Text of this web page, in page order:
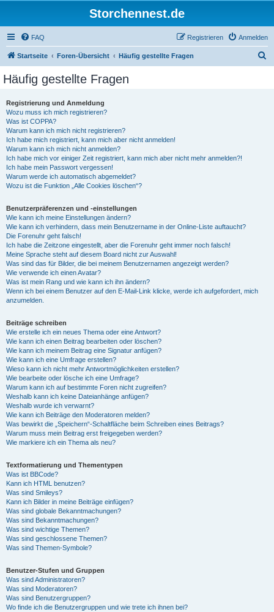
Storchennest.de
FAQ Anmelden
Registrieren
Startseite Foren-Übersicht Häufig gestellte Fragen
Häufig gestellte Fragen
Registrierung und Anmeldung
Wozu muss ich mich registrieren?
Was ist COPPA?
Warum kann ich mich nicht registrieren?
Ich habe mich registriert, kann mich aber nicht anmelden!
Warum kann ich mich nicht anmelden?
Ich habe mich vor einiger Zeit registriert, kann mich aber nicht mehr anmelden?!
Ich habe mein Passwort vergessen!
Warum werde ich automatisch abgemeldet?
Wozu ist die Funktion „Alle Cookies löschen“?
Benutzerpräferenzen und -einstellungen
Wie kann ich meine Einstellungen ändern?
Wie kann ich verhindern, dass mein Benutzername in der Online-Liste auftaucht?
Die Forenuhr geht falsch!
Ich habe die Zeitzone eingestellt, aber die Forenuhr geht immer noch falsch!
Meine Sprache steht auf diesem Board nicht zur Auswahl!
Was sind das für Bilder, die bei meinem Benutzernamen angezeigt werden?
Wie verwende ich einen Avatar?
Was ist mein Rang und wie kann ich ihn ändern?
Wenn ich bei einem Benutzer auf den E-Mail-Link klicke, werde ich aufgefordert, mich
anzumelden.
Beiträge schreiben
Wie erstelle ich ein neues Thema oder eine Antwort?
Wie kann ich einen Beitrag bearbeiten oder löschen?
Wie kann ich meinem Beitrag eine Signatur anfügen?
Wie kann ich eine Umfrage erstellen?
Wieso kann ich nicht mehr Antwortmöglichkeiten erstellen?
Wie bearbeite oder lösche ich eine Umfrage?
Warum kann ich auf bestimmte Foren nicht zugreifen?
Weshalb kann ich keine Dateianhänge anfügen?
Weshalb wurde ich verwarnt?
Wie kann ich Beiträge den Moderatoren melden?
Was bewirkt die „Speichern“-Schaltfläche beim Schreiben eines Beitrags?
Warum muss mein Beitrag erst freigegeben werden?
Wie markiere ich ein Thema als neu?
Textformatierung und Thementypen
Was ist BBCode?
Kann ich HTML benutzen?
Was sind Smileys?
Kann ich Bilder in meine Beiträge einfügen?
Was sind globale Bekanntmachungen?
Was sind Bekanntmachungen?
Was sind wichtige Themen?
Was sind geschlossene Themen?
Was sind Themen-Symbole?
Benutzer-Stufen und Gruppen
Was sind Administratoren?
Was sind Moderatoren?
Was sind Benutzergruppen?
Wo finde ich die Benutzergruppen und wie trete ich ihnen bei?